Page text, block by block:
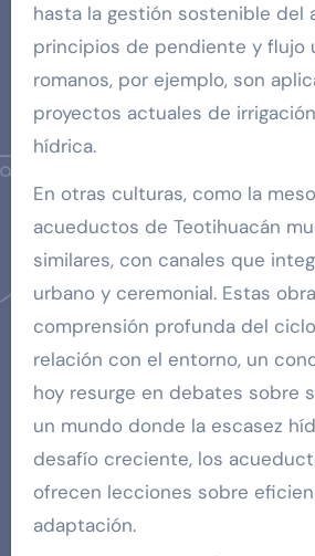
hasta la gestión sostenible del
principios de pendiente y flujo
romanos, por ejemplo, son
proyectos actuales de
hídrica.
En otras culturas, como la
acueductos de Teotihuacán
similares, con canales que
urbano y ceremonial. Estas
comprensión profunda del
relación con el entorno, un
hoy resurge en debates sobre
un mundo donde la escasez
desafío creciente, los
ofrecen lecciones sobre
adaptación.